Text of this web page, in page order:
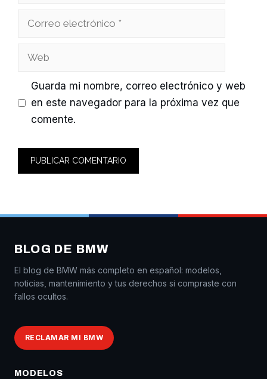
Correo
Web
Guarda mi nombre, correo electrónico y web
en este navegador para la próxima vez que
comente.
BLOG DE BMW
El blog de BMW más completo en español: modelos,
noticias, mantenimiento y tus derechos si compraste con
fallos ocultos.
RECLAMAR MI BMW
MODELOS